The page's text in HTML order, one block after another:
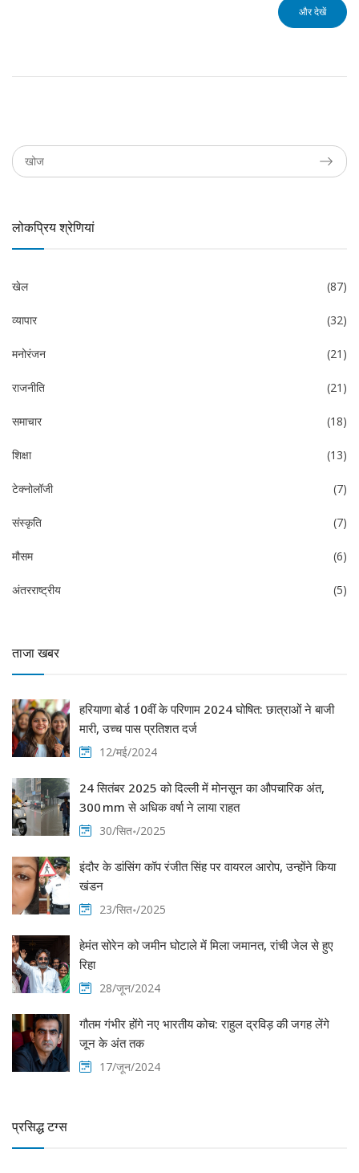
और देखें
लोकप्रिय श्रेणियां
खेल (87)
व्यापार (32)
मनोरंजन (21)
राजनीति (21)
समाचार (18)
शिक्षा (13)
टेक्नोलॉजी (7)
संस्कृति (7)
मौसम (6)
अंतरराष्ट्रीय (5)
ताजा खबर
हरियाणा बोर्ड 10वीं के परिणाम 2024 घोषित: छात्राओं ने बाजी
मारी, उच्च पास प्रतिशत दर्ज
12/मई/2024
24 सितंबर 2025 को दिल्ली में मोनसून का औपचारिक अंत,
300 mm से अधिक वर्षा ने लाया राहत
30/सित॰/2025
इंदौर के डांसिंग कॉप रंजीत सिंह पर वायरल आरोप, उन्होंने किया
खंडन
23/सित॰/2025
हेमंत सोरेन को जमीन घोटाले में मिला जमानत, रांची जेल से हुए
रिहा
28/जून/2024
गौतम गंभीर होंगे नए भारतीय कोच: राहुल द्रविड़ की जगह लेंगे
जून के अंत तक
17/जून/2024
प्रसिद्ध टग्स